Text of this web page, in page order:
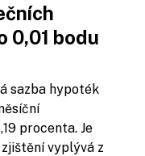
0,01 bodu
sazba hypoték
procenta. Je
vyplývá z